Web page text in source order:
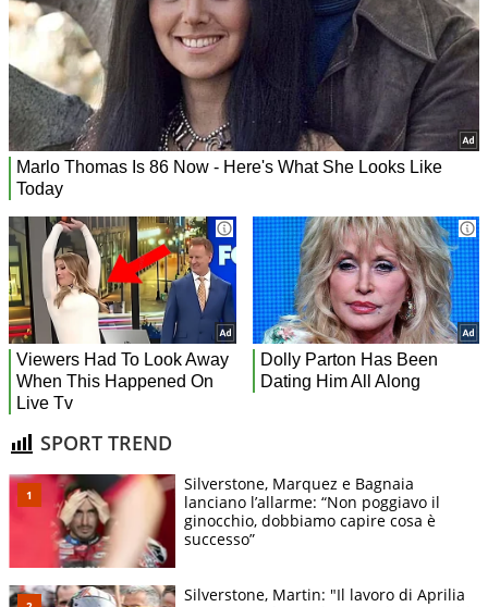
SPORT TREND
Silverstone, Marquez e Bagnaia
lanciano l’allarme: “Non poggiavo il
ginocchio, dobbiamo capire cosa è
successo”
Silverstone, Martin: "Il lavoro di Aprilia